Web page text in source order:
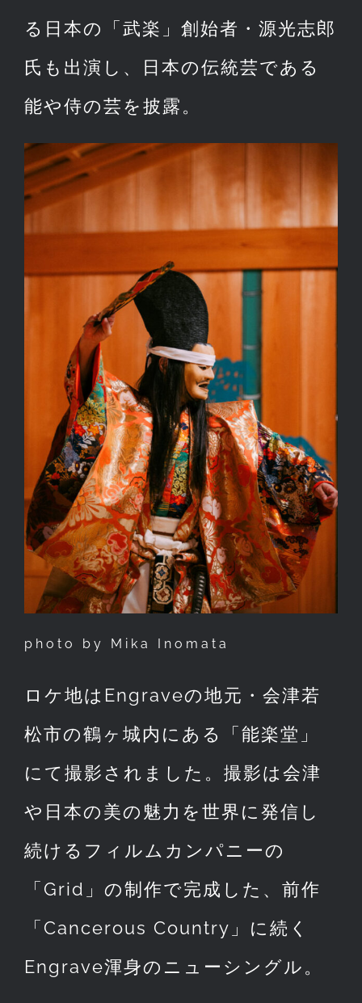
る日本の「武楽」創始者・源光志郎
氏も出演し、日本の伝統芸である
能や侍の芸を披露。
photo by Mika Inomata
ロケ地はEngraveの地元・会津若
松市の鶴ヶ城内にある「能楽堂」
にて撮影されました。撮影は会津
や日本の美の魅力を世界に発信し
続けるフィルムカンパニーの
「Grid」の制作で完成した、前作
「Cancerous Country」に続く
Engrave渾身のニューシングル。